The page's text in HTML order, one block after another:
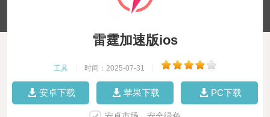
雷霆加速版ios
工具 时间：2025-07-31
安卓下载 苹果下载 PC下载